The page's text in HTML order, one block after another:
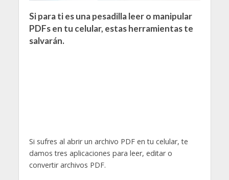
Si para ti es una pesadilla leer o manipular
PDFs en tu celular, estas herramientas te
salvarán.
Si sufres al abrir un archivo PDF en tu celular, te
damos tres aplicaciones para leer, editar o
convertir archivos PDF.